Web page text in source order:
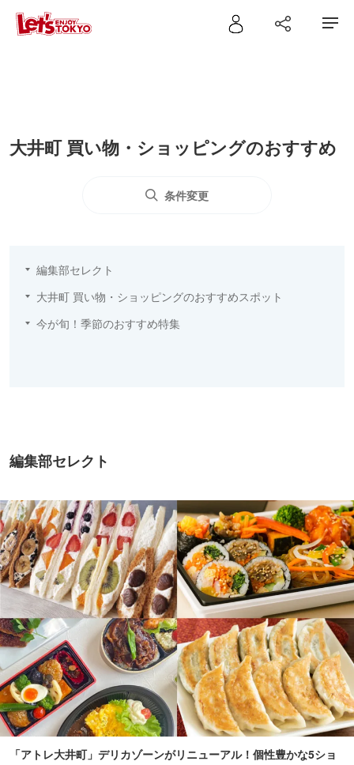
大井町 買い物・ショッピングのおすすめ
条件変更
編集部セレクト
大井町 買い物・ショッピングのおすすめスポット
今が旬！季節のおすすめ特集
編集部セレクト
「アトレ大井町」デリカゾーンがリニューアル！個性豊かな5ショ